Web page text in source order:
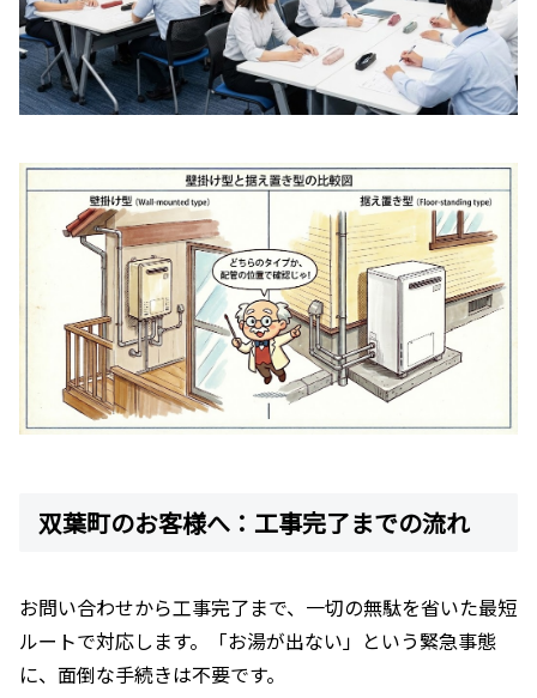
双葉町のお客様へ：工事完了までの流れ
お問い合わせから工事完了まで、一切の無駄を省いた最短
ルートで対応します。「お湯が出ない」という緊急事態
に、面倒な手続きは不要です。